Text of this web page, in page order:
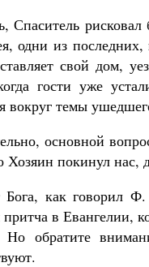
Спаситель
одни из
свой дом,
гости уже
вокруг темы
основной
Хозяин покинул нас,
как говорил
в Евангелии,
обратите